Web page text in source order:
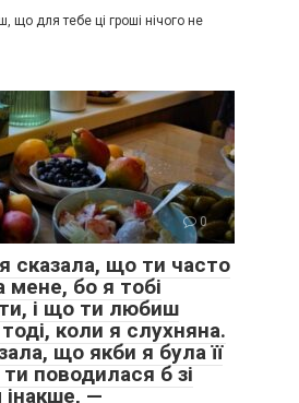
що для тебе ці гроші нічого не
0
сказала, що ти часто
бо я тобі
і що ти любиш
коли я слухняна.
що якби я була її
поводилася б зі
інакше, —